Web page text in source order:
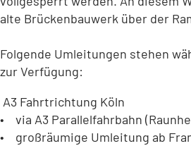
alte Brückenbauwerk über der
Folgende Umleitungen stehen
zur Verfügung:
A3 Fahrtrichtung Köln
• via A3 Parallelfahrbahn
• großräumige Umleitung ab